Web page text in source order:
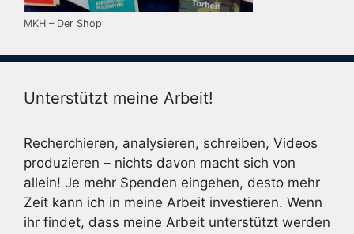
MKH – Der Shop
Unterstützt meine Arbeit!
Recherchieren, analysieren, schreiben, Videos
produzieren – nichts davon macht sich von
allein! Je mehr Spenden eingehen, desto mehr
Zeit kann ich in meine Arbeit investieren. Wenn
ihr findet, dass meine Arbeit unterstützt werden